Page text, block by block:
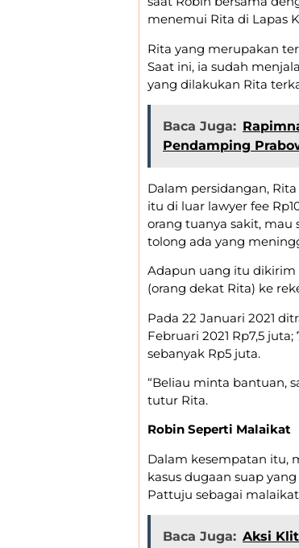
menemui Rita di Lapas
Rita yang merupakan
Saat ini, ia sudah
yang dilakukan Rita
Baca Juga:
Pendamping
Dalam persidangan,
itu di luar lawyer fee
orang tuanya sakit, mau
tolong ada yang
Adapun uang itu dikirim
(orang dekat Rita) ke
Pada 22 Januari 2021
Februari 2021 Rp7,5 juta;
sebanyak Rp5 juta.
“Beliau minta bantuan,
tutur Rita.
Robin Seperti Malaikat
Dalam kesempatan itu,
kasus dugaan suap
Pattuju sebagai
Baca Juga: Aksi